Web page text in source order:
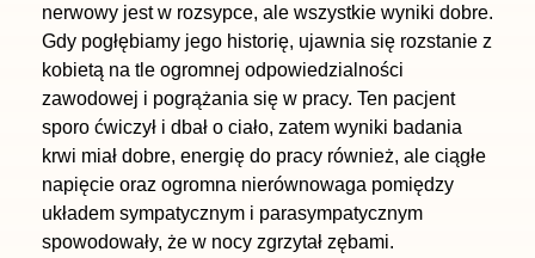
nerwowy jest w rozsypce, ale wszystkie wyniki dobre.
Gdy pogłębiamy jego historię, ujawnia się rozstanie z
kobietą na tle ogromnej odpowiedzialności
zawodowej i pogrążania się w pracy. Ten pacjent
sporo ćwiczył i dbał o ciało, zatem wyniki badania
krwi miał dobre, energię do pracy również, ale ciągłe
napięcie oraz ogromna nierównowaga pomiędzy
układem sympatycznym i parasympatycznym
spowodowały, że w nocy zgrzytał zębami.